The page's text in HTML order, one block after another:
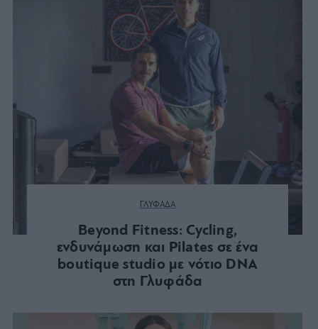
ΓΛΥΦΑΔΑ
Beyond Fitness: Cycling,
ενδυνάμωση και Pilates σε ένα
boutique studio με νότιο DNA
στη Γλυφάδα